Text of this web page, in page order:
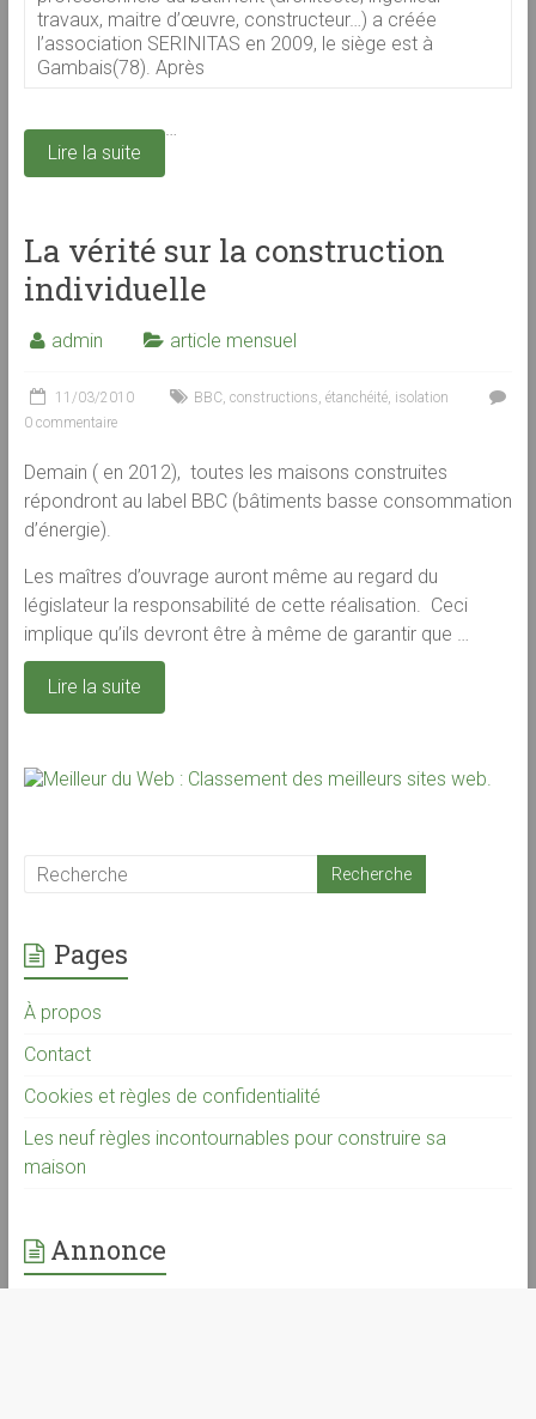
travaux, maitre d’œuvre, constructeur…) a créée
l’association SERINITAS en 2009, le siège est à
Gambais(78). Après
…
Lire la suite
La vérité sur la construction
individuelle
admin article mensuel
11/03/2010 BBC, constructions, étanchéité, isolation
0 commentaire
Demain ( en 2012), toutes les maisons construites
répondront au label BBC (bâtiments basse consommation
d’énergie).
Les maîtres d’ouvrage auront même au regard du
législateur la responsabilité de cette réalisation. Ceci
implique qu’ils devront être à même de garantir que …
Lire la suite
Pages
À propos
Contact
Cookies et règles de confidentialité
Les neuf règles incontournables pour construire sa
maison
Annonce